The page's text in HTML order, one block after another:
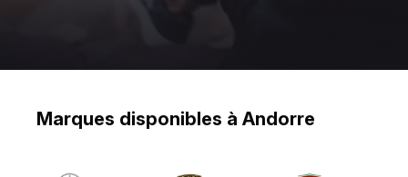
Marques disponibles à Andorre